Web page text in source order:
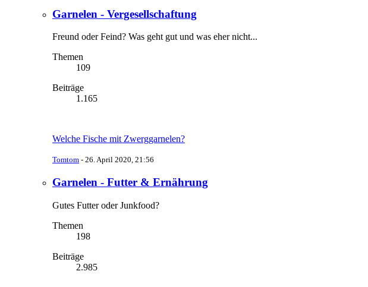
Garnelen - Vergesellschaftung
Freund oder Feind? Was geht gut und was eher nicht...
Themen
109
Beiträge
1.165
Welche Fische mit Zwerggarnelen?
Tomtom - 26. April 2020, 21:56
Garnelen - Futter & Ernährung
Gutes Futter oder Junkfood?
Themen
198
Beiträge
2.985